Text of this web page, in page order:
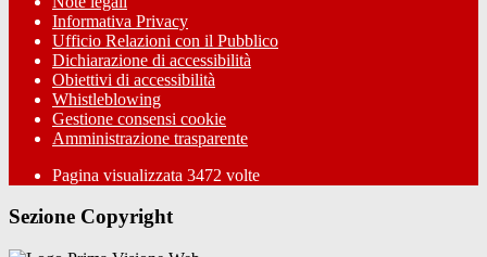
Informativa Privacy
Ufficio Relazioni con il Pubblico
Dichiarazione di accessibilità
Obiettivi di accessibilità
Whistleblowing
Gestione consensi cookie
Amministrazione trasparente
Pagina visualizzata 3472 volte
Sezione Copyright